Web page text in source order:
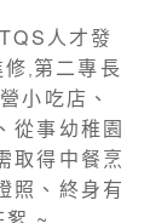
人才發
,第二專長
小吃店、
從事幼稚園
取得中餐烹
照、終身有